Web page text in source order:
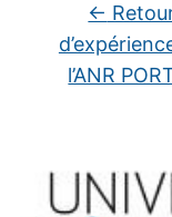
←
l’ANR